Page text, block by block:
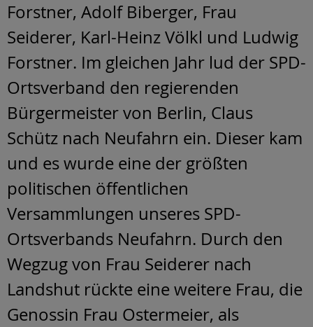
Forstner, Adolf Biberger, Frau
Seiderer, Karl-Heinz Völkl und Ludwig
Forstner. Im gleichen Jahr lud der SPD-
Ortsverband den regierenden
Bürgermeister von Berlin, Claus
Schütz nach Neufahrn ein. Dieser kam
und es wurde eine der größten
politischen öffentlichen
Versammlungen unseres SPD-
Ortsverbands Neufahrn. Durch den
Wegzug von Frau Seiderer nach
Landshut rückte eine weitere Frau, die
Genossin Frau Ostermeier, als